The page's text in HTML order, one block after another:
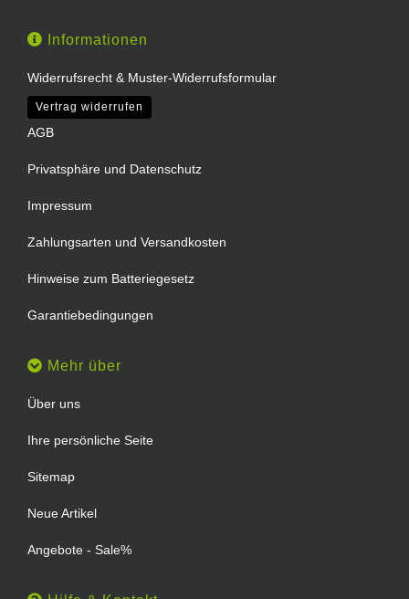
Informationen
Widerrufsrecht & Muster-Widerrufsformular
Vertrag widerrufen
AGB
Privatsphäre und Datenschutz
Impressum
Zahlungsarten und Versandkosten
Hinweise zum Batteriegesetz
Garantiebedingungen
Mehr über
Über uns
Ihre persönliche Seite
Sitemap
Neue Artikel
Angebote - Sale%